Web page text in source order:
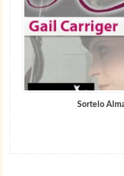
Sorteio